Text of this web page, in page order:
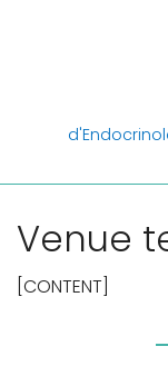
Venue
[CONTENT]